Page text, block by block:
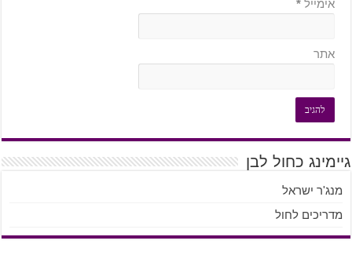
אימייל *
אתר
גיימינג כחול לבן
מנג'ר ישראל
מדריכים לחול